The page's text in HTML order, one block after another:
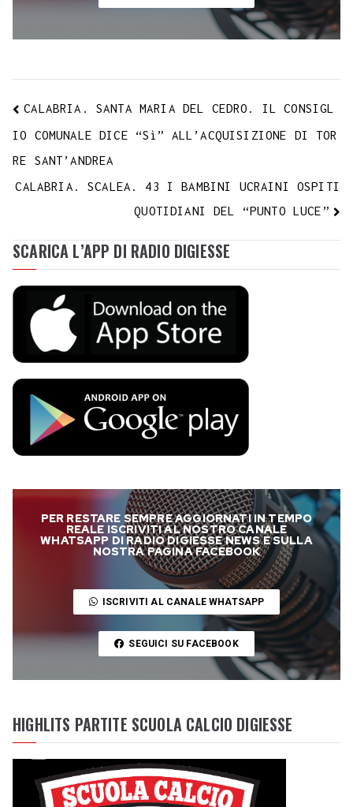
CALABRIA. SANTA MARIA DEL CEDRO. IL CONSIGL
IO COMUNALE DICE “Sì” ALL’ACQUISIZIONE DI TOR
RE SANT’ANDREA
CALABRIA. SCALEA. 43 I BAMBINI UCRAINI OSPITI
QUOTIDIANI DEL “PUNTO LUCE”
SCARICA L’APP DI RADIO DIGIESSE
PER RESTARE SEMPRE AGGIORNATI IN TEMPO
REALE ISCRIVITI AL NOSTRO CANALE
WHATSAPP DI RADIO DIGIESSE NEWS E SULLA
NOSTRA PAGINA FACEBOOK
ISCRIVITI AL CANALE WHATSAPP
SEGUICI SU FACEBOOK
HIGHLITS PARTITE SCUOLA CALCIO DIGIESSE